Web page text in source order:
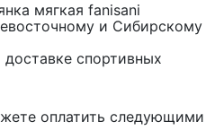
мягкая fanisani
и Сибирскому
спортивных
оплатить следующими